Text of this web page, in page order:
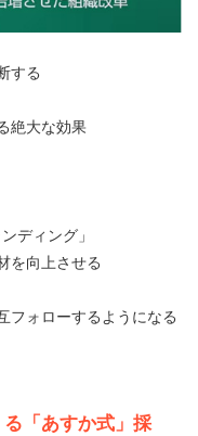
する
絶大な効果
ディング」
を向上させる
フォローするようになる
「あすか式」採